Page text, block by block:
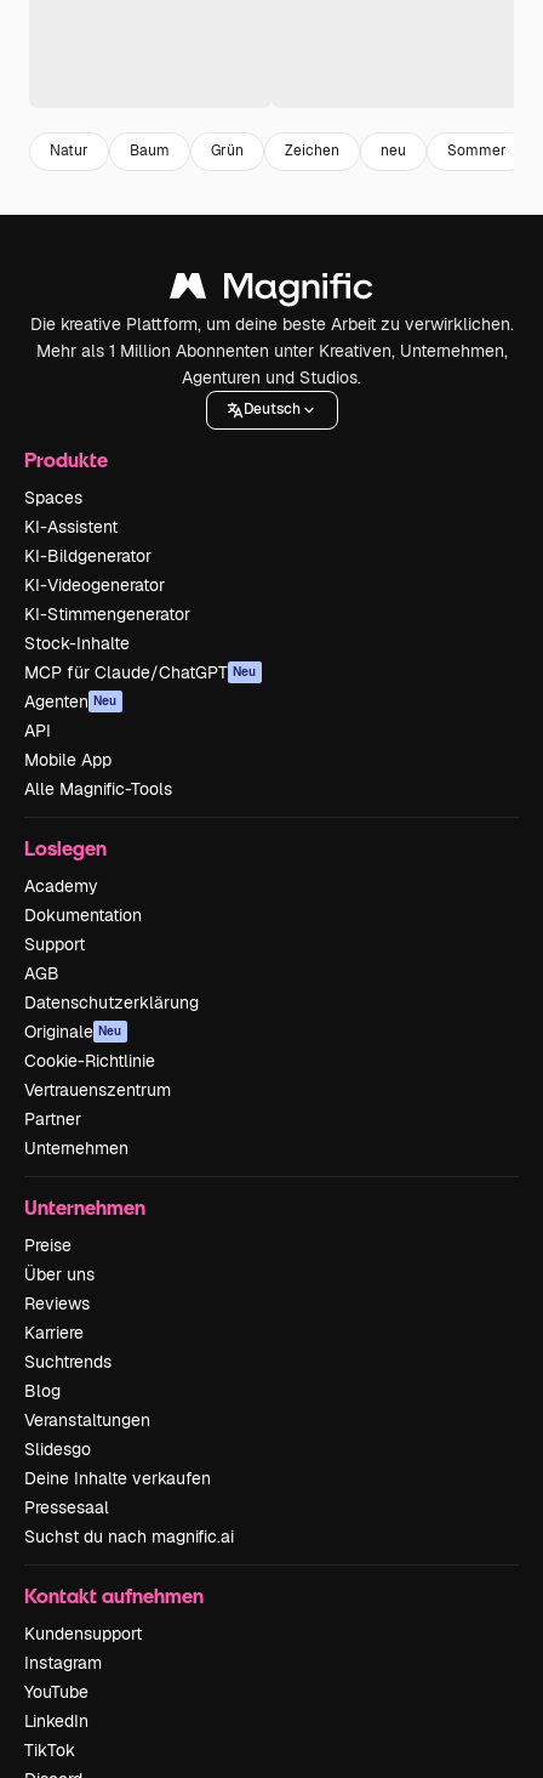
Natur Baum Grün Zeichen neu Sommer
Die kreative Plattform, um deine beste Arbeit zu verwirklichen.
Mehr als 1 Million Abonnenten unter Kreativen, Unternehmen,
Agenturen und Studios.
Deutsch
Produkte
Spaces
KI-Assistent
KI-Bildgenerator
KI-Videogenerator
KI-Stimmengenerator
Stock-Inhalte
MCP für Claude/ChatGPT Neu
Agenten Neu
API
Mobile App
Alle Magnific-Tools
Loslegen
Academy
Dokumentation
Support
AGB
Datenschutzerklärung
Originale Neu
Cookie-Richtlinie
Vertrauenszentrum
Partner
Unternehmen
Unternehmen
Preise
Über uns
Reviews
Karriere
Suchtrends
Blog
Veranstaltungen
Slidesgo
Deine Inhalte verkaufen
Pressesaal
Suchst du nach magnific.ai
Kontakt aufnehmen
Kundensupport
Instagram
YouTube
LinkedIn
TikTok